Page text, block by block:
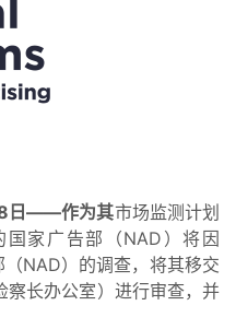
日——作为其市场监测计划
国家广告部（NAD）将因
NAD）的调查，将其移交
察长办公室）进行审查，并